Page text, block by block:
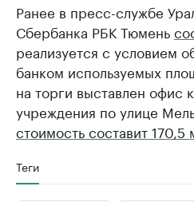
Ранее в пресс-службе
Сбербанка РБК Тюмень
реализуется с условием
банком используемых
на торги выставлен офис
учреждения по улице
стоимость составит 170,5
Теги